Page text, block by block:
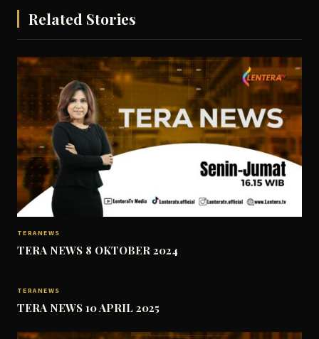
Related Stories
TERANEWS
TERA NEWS 8 OKTOBER 2024
TERANEWS
TERA NEWS 10 APRIL 2025